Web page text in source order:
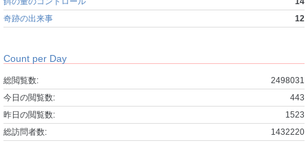
奇跡の出来事
12
Count per Day
2498031
総閲覧数:
443
今日の閲覧数:
1523
昨日の閲覧数:
1432220
総訪問者数: